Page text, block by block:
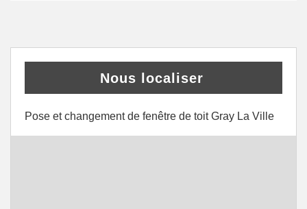
Nous localiser
Pose et changement de fenêtre de toit Gray La Ville